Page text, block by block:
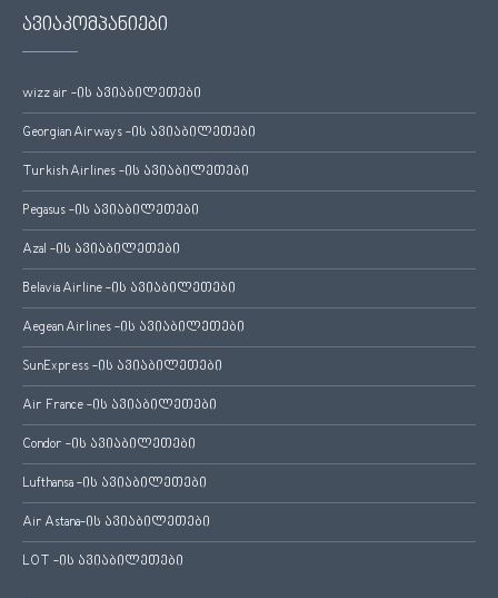
ავიაკომპანიები
wizz air -ის ავიაბილეთები
Georgian Airways -ის ავიაბილეთები
Turkish Airlines -ის ავიაბილეთები
Pegasus -ის ავიაბილეთები
Azal -ის ავიაბილეთები
Belavia Airline -ის ავიაბილეთები
Aegean Airlines -ის ავიაბილეთები
SunExpress -ის ავიაბილეთები
Air France -ის ავიაბილეთები
Condor -ის ავიაბილეთები
Lufthansa -ის ავიაბილეთები
Air Astana-ის ავიაბილეთები
LOT -ის ავიაბილეთები